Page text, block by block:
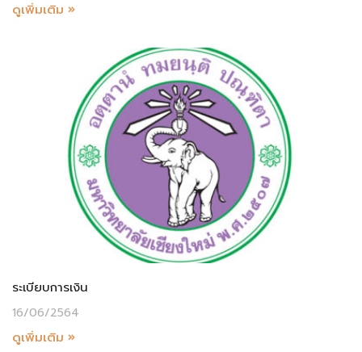
ดูเพิ่มเติม »
ระเบียบการเงิน
16/06/2564
ดูเพิ่มเติม »